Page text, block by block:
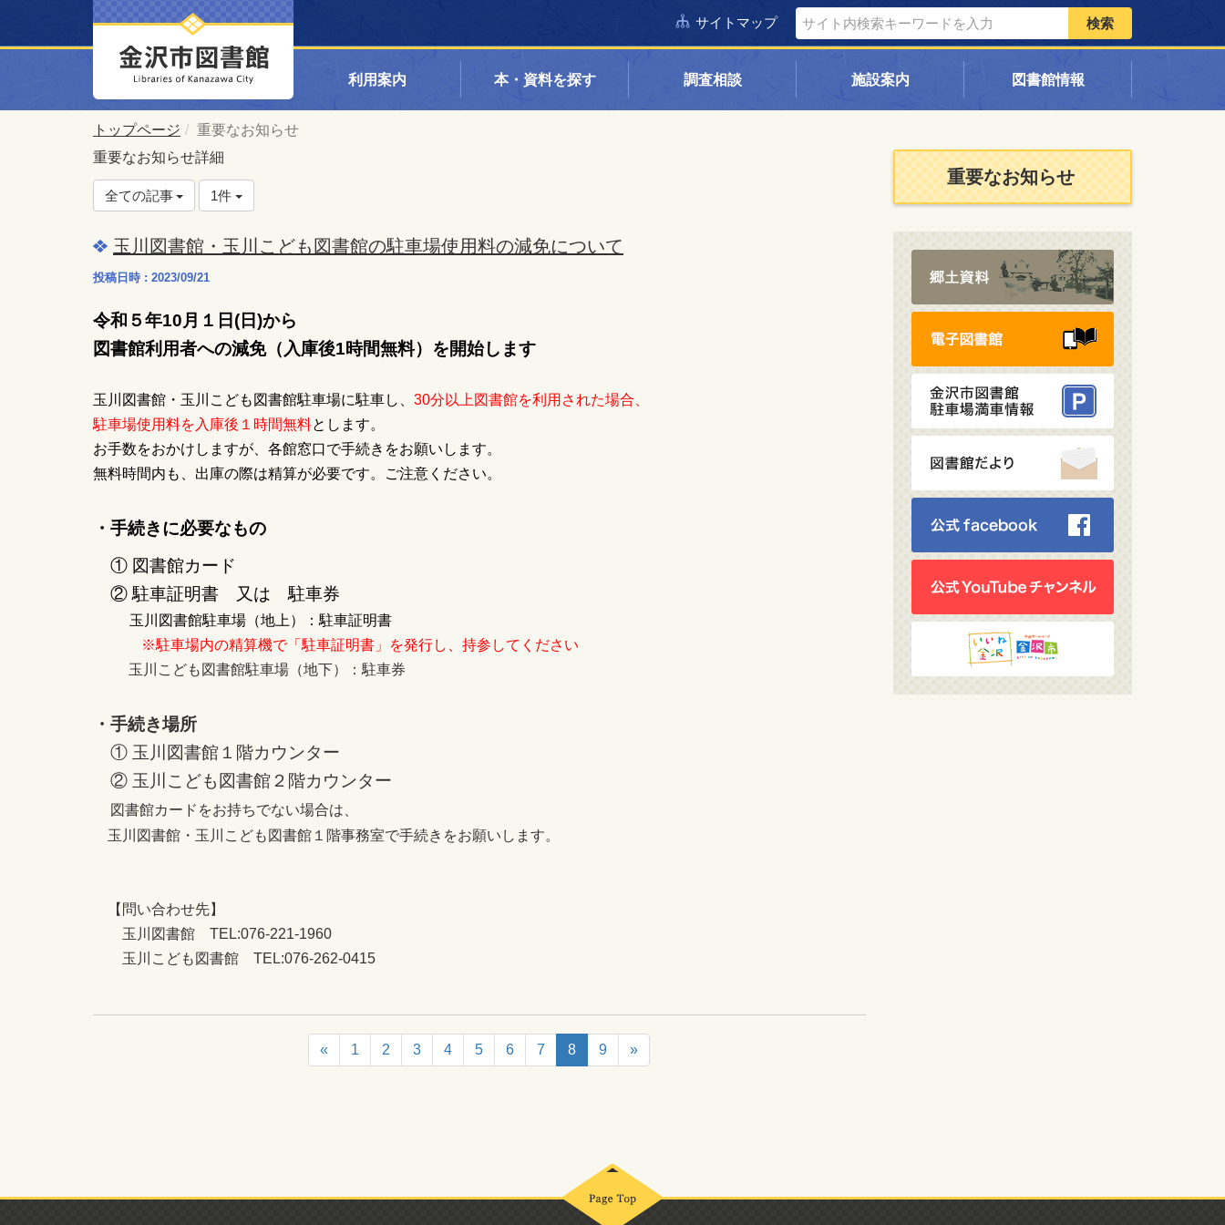
サイトマップ 検索
利用案内 本・資料を探す 調査相談 施設案内 図書館情報
トップページ
重要なお知らせ
重要なお知らせ詳細
全ての記事 1件
玉川図書館・玉川こども図書館の駐車場使用料の減免について
投稿日時 : 2023/09/21
令和５年10月１日(日)から
図書館利用者への減免（入庫後1時間無料）を開始します
玉川図書館・玉川こども図書館駐車場に駐車し、 30分以上図書館を利用された場合、
駐車場使用料を入庫後１時間無料とします。
お手数をおかけしますが、各館窓口で手続きをお願いします。
無料時間内も、出庫の際は精算が必要です。ご注意ください。
・手続きに必要なもの
① 図書館カード
② 駐車証明書 又は 駐車券
玉川図書館駐車場（地上）：駐車証明書
※駐車場内の精算機で「駐車証明書」を発行し、持参してください
玉川こども図書館駐車場（地下）：駐車券
・手続き場所
① 玉川図書館１階カウンター
② 玉川こども図書館２階カウンター
図書館カードをお持ちでない場合は、
玉川図書館・玉川こども図書館１階事務室で手続きをお願いします。
【問い合わせ先】
玉川図書館 TEL:076-221-1960
玉川こども図書館 TEL:076-262-0415
« 1 2 3 4 5 6 7 8 9 »
重要なお知らせ